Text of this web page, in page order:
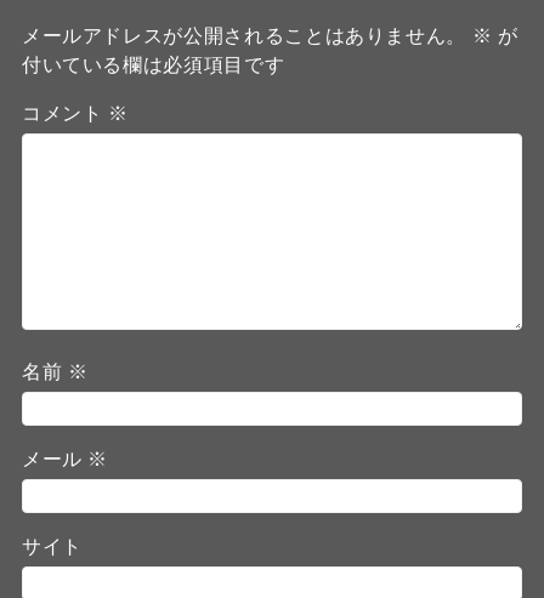
メールアドレスが公開されることはありません。 ※ が
付いている欄は必須項目です
コメント ※
名前 ※
メール ※
サイト